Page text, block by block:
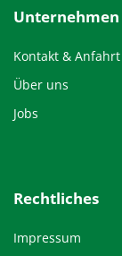
Unternehmen
Kontakt & Anfahrt
Über uns
Jobs
Rechtliches
Impressum